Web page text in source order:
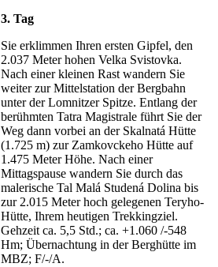
3. Tag
Sie erklimmen Ihren ersten Gipfel, den
2.037 Meter hohen Velka Svistovka.
Nach einer kleinen Rast wandern Sie
weiter zur Mittelstation der Bergbahn
unter der Lomnitzer Spitze. Entlang der
berühmten Tatra Magistrale führt Sie der
Weg dann vorbei an der Skalnatá Hütte
(1.725 m) zur Zamkovckeho Hütte auf
1.475 Meter Höhe. Nach einer
Mittagspause wandern Sie durch das
malerische Tal Malá Studená Dolina bis
zur 2.015 Meter hoch gelegenen Teryho-
Hütte, Ihrem heutigen Trekkingziel.
Gehzeit ca. 5,5 Std.; ca. +1.060 /-548
Hm; Übernachtung in der Berghütte im
MBZ; F/-/A.